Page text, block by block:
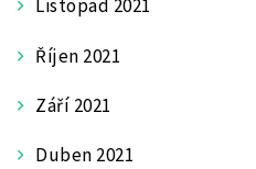
Listopad 2021
Říjen 2021
Září 2021
Duben 2021